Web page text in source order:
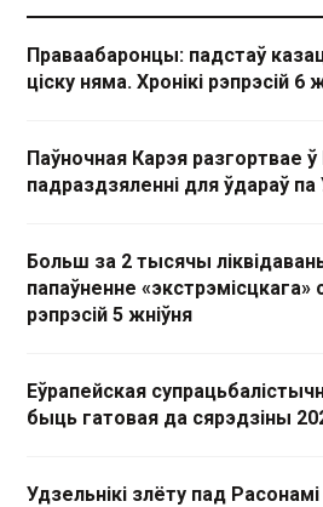
Праваабаронцы: падстаў
ціску няма. Хронікі рэпрэсій 6
Паўночная Карэя разгортвае
падраздзяленні для ўдараў па
Больш за 2 тысячы
папаўненне «экстрэмісцкага»
рэпрэсій 5 жніўня
Еўрапейская
быць гатовая да сярэдзіны
Удзельнікі злёту пад